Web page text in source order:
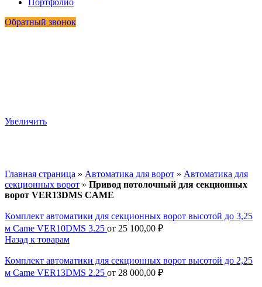
Обратный звонок
Увеличить
Главная страница » Автоматика для ворот » Автоматика для
секционных ворот » Привод потолочный для секционных
ворот VER13DMS CAME
Комплект автоматики для секционных ворот высотой до 3,25
м Came VER10DMS 3.25 от 25 100,00 ₽
Назад к товарам
Комплект автоматики для секционных ворот высотой до 2,25
м Came VER13DMS 2.25 от 28 000,00 ₽